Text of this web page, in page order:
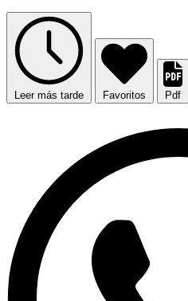
Leer más tarde Favoritos Pdf